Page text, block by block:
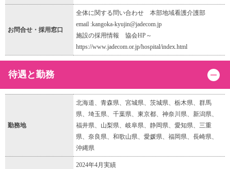
お問合せ・採用窓口
全体に関する問い合わせ 本部地域看護介護部
email :kangoka-kyujin@jadecom.jp
施設の採用情報 協会HP～
https://www.jadecom.or.jp/hospital/index.html
待遇と勤務
勤務地
北海道、青森県、宮城県、茨城県、栃木県、群馬
県、埼玉県、千葉県、東京都、神奈川県、新潟県、
福井県、山梨県、岐阜県、静岡県、愛知県、三重
県、奈良県、和歌山県、愛媛県、福岡県、長崎県、
沖縄県
2024年4月実績